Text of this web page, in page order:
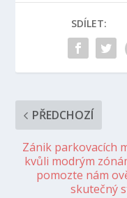
SDÍLET:
PŘEDCHOZÍ
Zánik parkovacích
kvůli modrým
pomozte nám
skutečný